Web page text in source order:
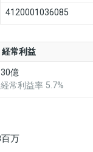
4120001036085
経常利益
30億
経常利益率 5.7%
万